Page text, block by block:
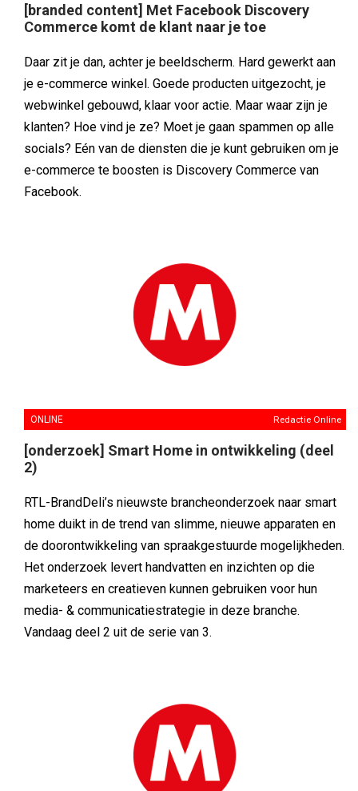
[branded content] Met Facebook Discovery
Commerce komt de klant naar je toe
Daar zit je dan, achter je beeldscherm. Hard gewerkt aan
je e-commerce winkel. Goede producten uitgezocht, je
webwinkel gebouwd, klaar voor actie. Maar waar zijn je
klanten? Hoe vind je ze? Moet je gaan spammen op alle
socials? Eén van de diensten die je kunt gebruiken om je
e-commerce te boosten is Discovery Commerce van
Facebook.
ONLINE Redactie Online
[onderzoek] Smart Home in ontwikkeling (deel
2)
RTL-BrandDeli’s nieuwste brancheonderzoek naar smart
home duikt in de trend van slimme, nieuwe apparaten en
de doorontwikkeling van spraakgestuurde mogelijkheden.
Het onderzoek levert handvatten en inzichten op die
marketeers en creatieven kunnen gebruiken voor hun
media- & communicatiestrategie in deze branche.
Vandaag deel 2 uit de serie van 3.